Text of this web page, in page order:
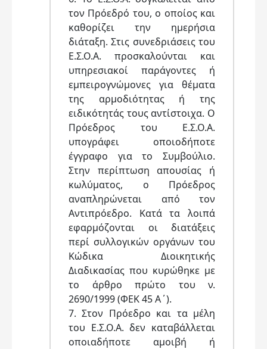
τον Πρόεδρό του, ο οποίος και
καθορίζει την ημερήσια
διάταξη. Στις συνεδριάσεις του
Ε.Σ.Ο.Α. προσκαλούνται και
υπηρεσιακοί παράγοντες ή
εμπειρογνώμονες για θέματα
της αρμοδιότητας ή της
ειδικότητάς τους αντίστοιχα. Ο
Πρόεδρος του Ε.Σ.Ο.Α.
υπογράφει οποιοδήποτε
έγγραφο για το Συμβούλιο.
Στην περίπτωση απουσίας ή
κωλύματος, ο Πρόεδρος
αναπληρώνεται από τον
Αντιπρόεδρο. Κατά τα λοιπά
εφαρμόζονται οι διατάξεις
περί συλλογικών οργάνων του
Κώδικα Διοικητικής
Διαδικασίας που κυρώθηκε με
το άρθρο πρώτο του ν.
2690/1999 (ΦΕΚ 45 Α΄).
7. Στον Πρόεδρο και τα μέλη
του Ε.Σ.Ο.Α. δεν καταβάλλεται
οποιαδήποτε αμοιβή ή